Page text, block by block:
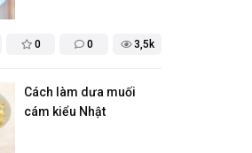
0 0 3,5k
Cách làm dưa muối
cám kiểu Nhật